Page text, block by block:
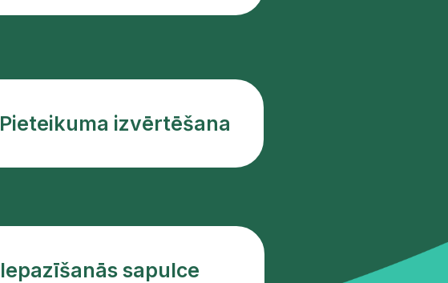
Pieteikuma izvērtēšana
Iepazīšanās sapulce